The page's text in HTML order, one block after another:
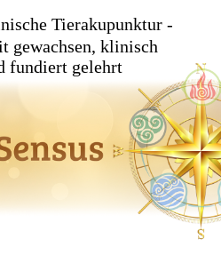
Tierakupunktur -
gewachsen, klinisch
fundiert gelehrt